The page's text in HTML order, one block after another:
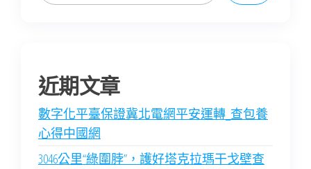
近期文章
數字化平臺保證冀北電網平安運轉_查包養
心得中國網
3046公里“綠圍脖”，護好塔克拉瑪干戈壁查